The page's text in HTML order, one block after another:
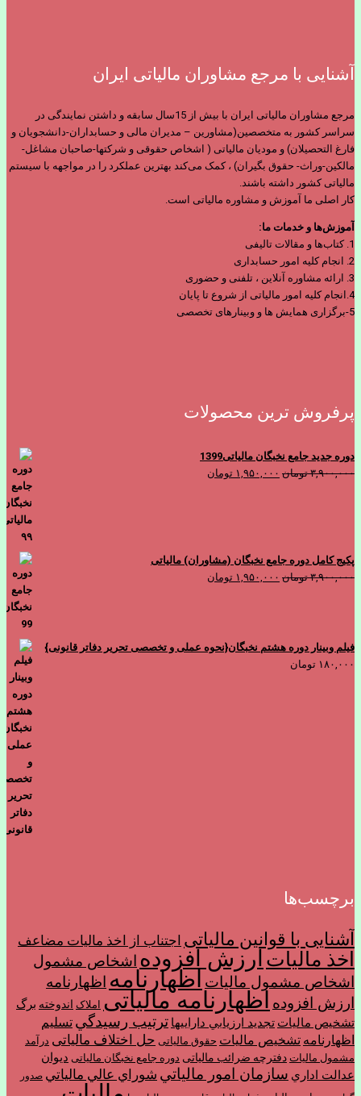
آشنایی با مرجع مشاوران مالیاتی ایران
مرجع مشاوران مالیاتی ایران با بیش از 15سال سابقه و داشتن نمایندگی در
سراسر کشور به متخصصین(مشاورین – مدیران مالی و حسابداران-دانشجویان و
فارغ التحصیلان) و مودیان مالیاتی ( اشخاص حقوقی و شرکتها-صاحبان مشاغل-
مالکین-وراث- حقوق بگیران) ، کمک می‌کند بهترین عملکرد را در مواجهه با سیستم
مالیاتی کشور داشته باشند.
کار اصلی ما آموزش و مشاوره مالیاتی است.
آموزش‌ها و خدمات ما:
1. کتاب‌ها و مقالات تالیفی
2. انجام کلیه امور حسابداری
3. ارائه مشاوره آنلاین ، تلفنی و حضوری
4.انجام کلیه امور مالیاتی از شروع تا پایان
5-برگزاری همایش ها و وبینارهای تخصصی
پرفروش ترین محصولات
دوره جدید جامع نخبگان مالیاتی1399
۳,۹۰۰,۰۰۰ تومان قیمت
۱,۹۵۰,۰۰۰ تومان
پکیج کامل دوره جامع نخبگان (مشاوران) مالیاتی
۳,۹۰۰,۰۰۰ تومان قیمت
۱,۹۵۰,۰۰۰ تومان
فیلم وبینار دوره هشتم نخبگان{نحوه عملی و تخصصی تحریر دفاتر قانونی}
۱۸۰,۰۰۰ تومان
برچسب‌ها
آشنایی با قوانین مالیاتی اجتناب از اخذ ماليات مضاعف
اخذ مالیات ارزش افزوده اشخاص مشمول
اشخاص مشمول مالياتاظهارنامه اظهارنامه
ارزش افزوده اظهارنامه مالیاتی املاک اندوخته برگ
تشخیص مالیات تجديد ارزيابي دارايي­ها ترتیب رسيدگي تسليم
اظهارنامه تشخیص مالیات حقوق مالیاتی حل اختلاف مالیاتی درآمد
مشمول ماليات دفترچه ضرائب مالیاتی دوره جامع نخبگان مالیاتی ديوان
عدالت اداري سازمان امور مالياتي شوراي عالي مالياتي صدور